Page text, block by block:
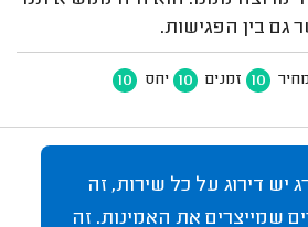
גם בין הפגישות.
10 זמנים 10 יחס 10
יש דירוג על כל שירות, זה
שמייצרים את האמינות. זה